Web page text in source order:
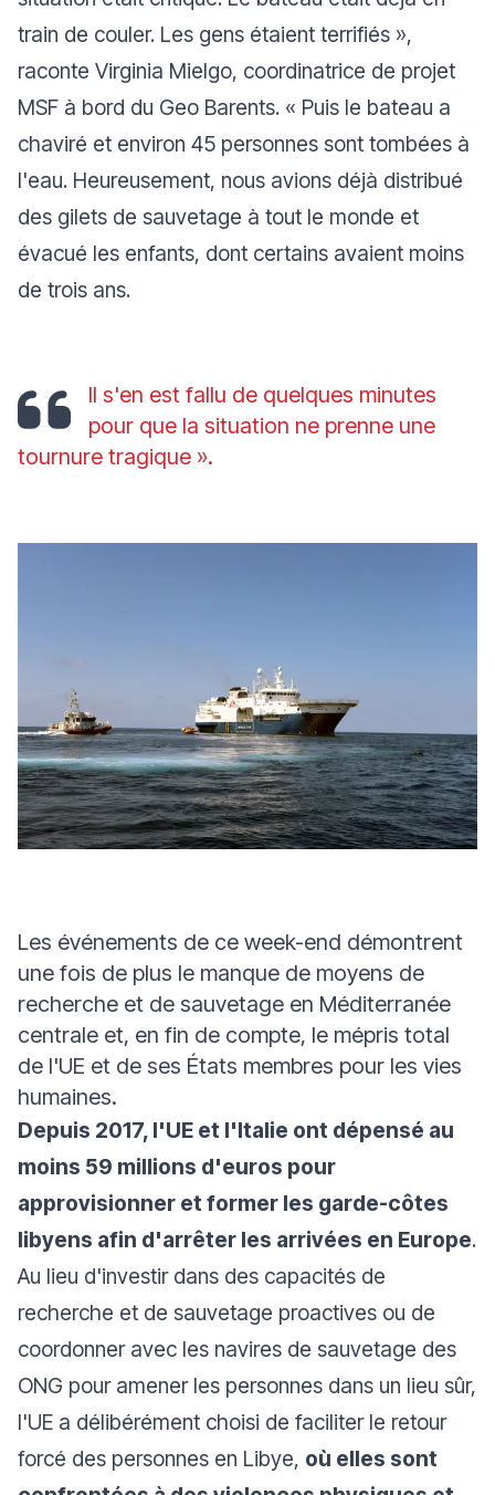
train de couler. Les gens étaient terrifiés »,
raconte Virginia Mielgo, coordinatrice de projet
MSF à bord du Geo Barents. « Puis le bateau a
chaviré et environ 45 personnes sont tombées à
l'eau. Heureusement, nous avions déjà distribué
des gilets de sauvetage à tout le monde et
évacué les enfants, dont certains avaient moins
de trois ans.
Il s'en est fallu de quelques minutes
pour que la situation ne prenne une
tournure tragique ».
Les événements de ce week-end démontrent
une fois de plus le manque de moyens de
recherche et de sauvetage en Méditerranée
centrale et, en fin de compte, le mépris total
de l'UE et de ses États membres pour les vies
humaines.
Depuis 2017, l'UE et l'Italie ont dépensé au
moins 59 millions d'euros pour
approvisionner et former les garde-côtes
libyens afin d'arrêter les arrivées en Europe.
Au lieu d'investir dans des capacités de
recherche et de sauvetage proactives ou de
coordonner avec les navires de sauvetage des
ONG pour amener les personnes dans un lieu sûr,
l'UE a délibérément choisi de faciliter le retour
forcé des personnes en Libye, où elles sont